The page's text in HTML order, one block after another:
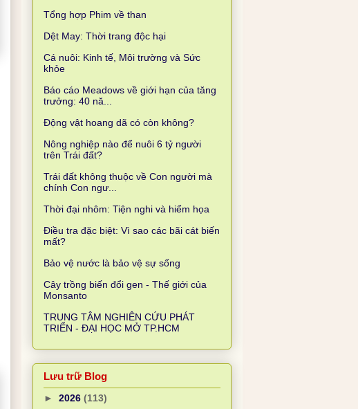
Tổng hợp Phim về than
Dệt May: Thời trang độc hại
Cá nuôi: Kinh tế, Môi trường và Sức
khỏe
Báo cáo Meadows về giới hạn của tăng
trưởng: 40 nă...
Động vật hoang dã có còn không?
Nông nghiệp nào để nuôi 6 tỷ người
trên Trái đất?
Trái đất không thuộc về Con người mà
chính Con ngư...
Thời đại nhôm: Tiện nghi và hiểm họa
Điều tra đặc biệt: Vì sao các bãi cát biến
mất?
Bảo vệ nước là bảo vệ sự sống
Cây trồng biến đổi gen - Thế giới của
Monsanto
TRUNG TÂM NGHIÊN CỨU PHÁT
TRIỂN - ĐẠI HỌC MỞ TP.HCM
Lưu trữ Blog
► 2026 (113)